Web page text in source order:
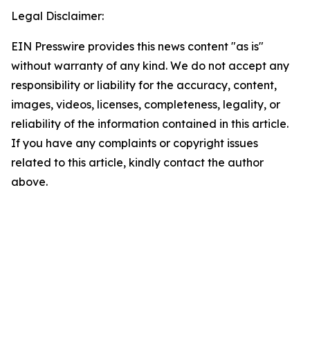
Legal Disclaimer:
EIN Presswire provides this news content "as is"
without warranty of any kind. We do not accept any
responsibility or liability for the accuracy, content,
images, videos, licenses, completeness, legality, or
reliability of the information contained in this article.
If you have any complaints or copyright issues
related to this article, kindly contact the author
above.